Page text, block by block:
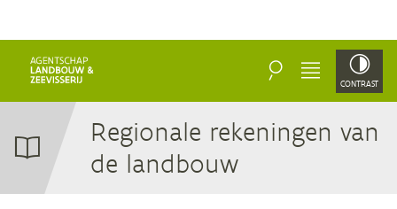
ZOEKEN MENU CONTRAST
Re­gi­o­na­le re­ke­nin­gen van
de landbouw